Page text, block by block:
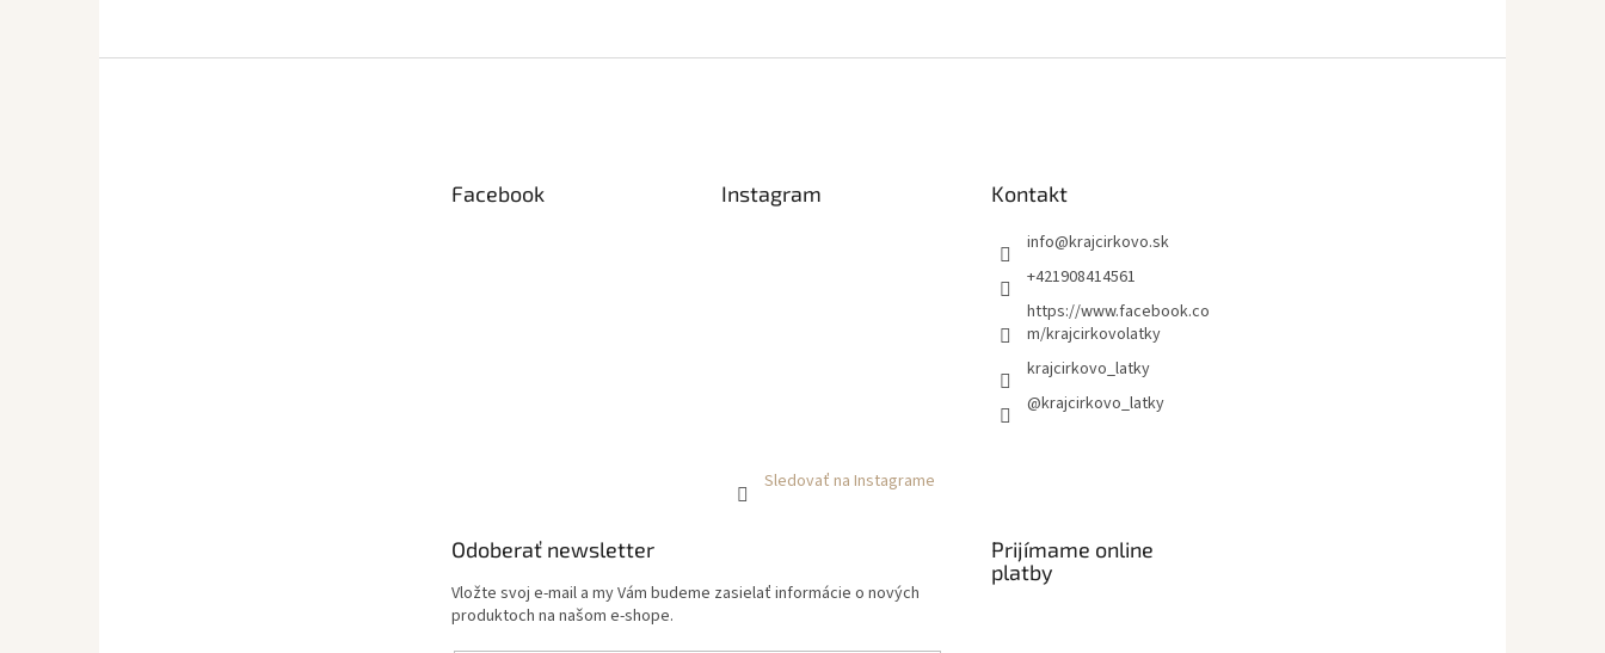
Facebook Instagram
Sledovať na Instagrame
Kontakt
info@krajcirkovo.sk
+421908414561
https://www.facebook.co
m/krajcirkovolatky
krajcirkovo_latky
@krajcirkovo_latky
Odoberať newsletter
Vložte svoj e-mail a my Vám budeme zasielať informácie o nových
produktoch na našom e-shope.
Prijímame online
platby